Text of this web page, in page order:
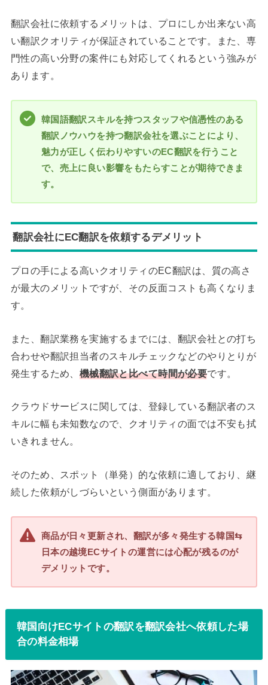
翻訳会社に依頼するメリットは、プロにしか出来ない高
い翻訳クオリティが保証されていることです。また、専
門性の高い分野の案件にも対応してくれるという強みが
あります。
韓国語翻訳スキルを持つスタッフや信憑性のある
翻訳ノウハウを持つ翻訳会社を選ぶことにより、
魅力が正しく伝わりやすいのEC翻訳を行うこと
で、売上に良い影響をもたらすことが期待できま
す。
翻訳会社にEC翻訳を依頼するデメリット
プロの手による高いクオリティのEC翻訳は、質の高さ
が最大のメリットですが、その反面コストも高くなりま
す。
また、翻訳業務を実施するまでには、翻訳会社との打ち
合わせや翻訳担当者のスキルチェックなどのやりとりが
発生するため、 機械翻訳と比べて時間が必要です。
クラウドサービスに関しては、登録している翻訳者のス
キルに幅も未知数なので、クオリティの面では不安も拭
いきれません。
そのため、スポット（単発）的な依頼に適しており、継
続した依頼がしづらいという側面があります。
商品が日々更新され、翻訳が多々発生する韓国⇆
日本の越境ECサイトの運営には心配が残るのが
デメリットです。
韓国向けECサイトの翻訳を翻訳会社へ依頼した場
合の料金相場